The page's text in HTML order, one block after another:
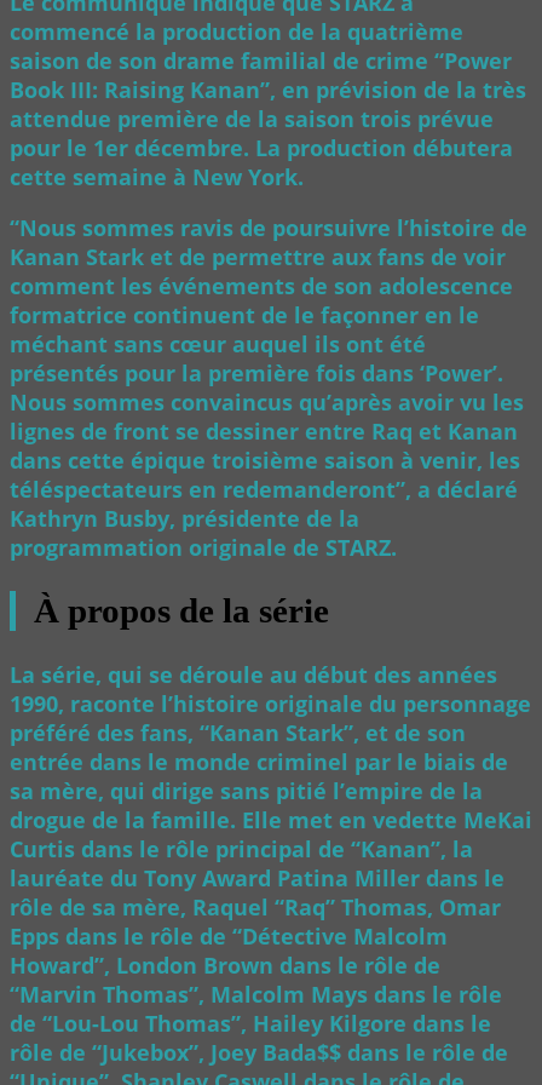
commencé la production de la quatrième
saison de son drame familial de crime “Power
Book III: Raising Kanan”, en prévision de la très
attendue première de la saison trois prévue
pour le 1er décembre. La production débutera
cette semaine à New York.
“Nous sommes ravis de poursuivre l’histoire de
Kanan Stark et de permettre aux fans de voir
comment les événements de son adolescence
formatrice continuent de le façonner en le
méchant sans cœur auquel ils ont été
présentés pour la première fois dans ‘Power’.
Nous sommes convaincus qu’après avoir vu les
lignes de front se dessiner entre Raq et Kanan
dans cette épique troisième saison à venir, les
téléspectateurs en redemanderont”, a déclaré
Kathryn Busby, présidente de la
programmation originale de STARZ.
À propos de la série
La série, qui se déroule au début des années
1990, raconte l’histoire originale du personnage
préféré des fans, “Kanan Stark”, et de son
entrée dans le monde criminel par le biais de
sa mère, qui dirige sans pitié l’empire de la
drogue de la famille. Elle met en vedette MeKai
Curtis dans le rôle principal de “Kanan”, la
lauréate du Tony Award Patina Miller dans le
rôle de sa mère, Raquel “Raq” Thomas, Omar
Epps dans le rôle de “Détective Malcolm
Howard”, London Brown dans le rôle de
“Marvin Thomas”, Malcolm Mays dans le rôle
de “Lou-Lou Thomas”, Hailey Kilgore dans le
rôle de “Jukebox”, Joey Bada$$ dans le rôle de